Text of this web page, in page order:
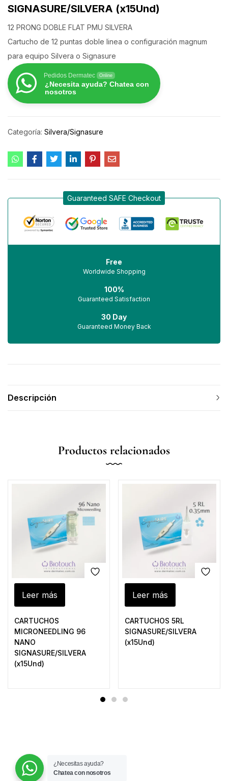
SIGNASURE/SILVERA (x15Und)
12 PRONG DOBLE FLAT PMU SILVERA
Cartucho de 12 puntas doble linea o configuración magnum
para equipo Silvera o Signasure
Pedidos Dermatec Online
¿Necesita ayuda? Chatea con
nosotros
Categoría: Silvera/Signasure
Guaranteed SAFE Checkout
Free
Worldwide Shopping
100%
Guaranteed Satisfaction
30 Day
Guaranteed Money Back
Descripción
Productos relacionados
Leer más
CARTUCHOS
MICRONEEDLING 96
NANO
SIGNASURE/SILVERA
(x15Und)
Leer más
CARTUCHOS 5RL
SIGNASURE/SILVERA
(x15Und)
¿Necesitas ayuda?
Chatea con nosotros